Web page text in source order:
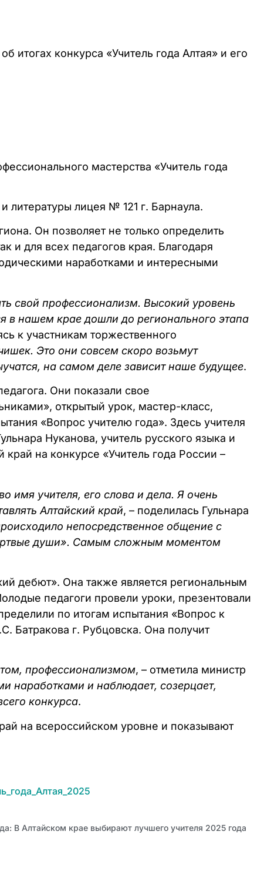
об итогах конкурса «Учитель года Алтая» и его
мастерства «Учитель года
литературы лицея № 121 г. Барнаула.
Он позволяет не только определить
и для всех педагогов края. Благодаря
наработками и интересными
свой профессионализм. Высокий уровень
в нашем крае дошли до регионального этапа
к участникам торжественного
Это они совсем скоро возьмут
на самом деле зависит наше будущее.
Они показали свое
открытый урок, мастер-класс,
«Вопрос учителю года». Здесь учителя
Нуканова, учитель русского языка и
на конкурсе «Учитель года России –
имя учителя, его слова и дела. Я очень
Алтайский край, – поделилась Гульнара
непосредственное общение с
души». Самым сложным моментом
дебют». Она также является региональным
педагоги провели уроки, презентовали
по итогам испытания «Вопрос к
Батракова г. Рубцовска. Она получит
профессионализмом, – отметила министр
наработками и наблюдает, созерцает,
конкурса.
на всероссийском уровне и показывают
В Алтайском крае выбирают лучшего учителя 2025 года